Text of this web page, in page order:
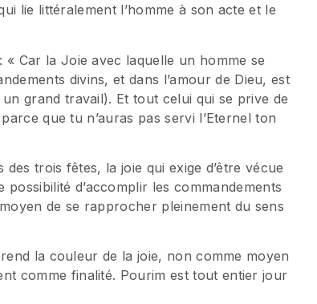
lie littéralement l’homme à son acte et le
Car la Joie avec laquelle un homme se
divins, et dans l’amour de Dieu, est
grand travail). Et tout celui qui se prive de
que tu n’auras pas servi l’Eternel ton
trois fêtes, la joie qui exige d’être vécue
d’accomplir les commandements
de se rapprocher pleinement du sens
la couleur de la joie, non comme moyen
comme finalité. Pourim est tout entier jour